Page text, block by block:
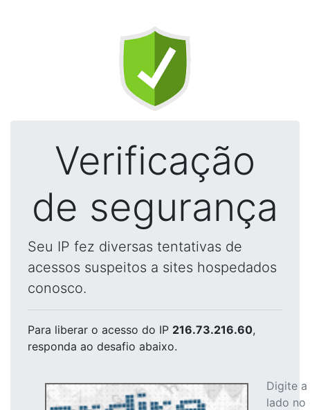
Verificação
de segurança
Seu IP fez diversas tentativas de
acessos suspeitos a sites hospedados
conosco.
Para liberar o acesso do IP 216.73.216.60,
responda ao desafio abaixo.
Digite
lado no